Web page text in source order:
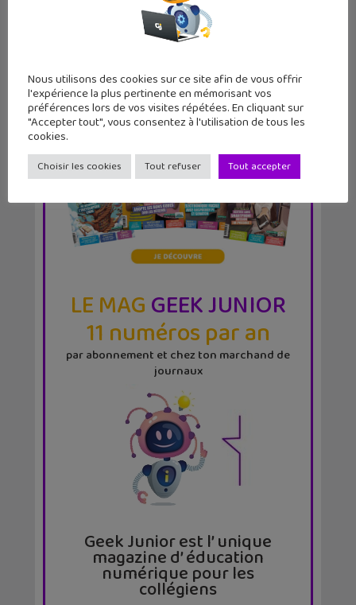
LE MAGGEEK JUNIOR
11 numéros par an
par abonnement et chez ton marchand de
journaux
Geek Junior est l’ unique
magazine d’ éducation
numérique pour les
collégiens
Nous utilisons des cookies sur ce site afin de vous offrir
l'expérience la plus pertinente en mémorisant vos
préférences lors de vos visites répétées. En cliquant sur
"Accepter tout", vous consentez à l'utilisation de tous les
cookies.
Choisir les cookies Tout refuser Tout accepter